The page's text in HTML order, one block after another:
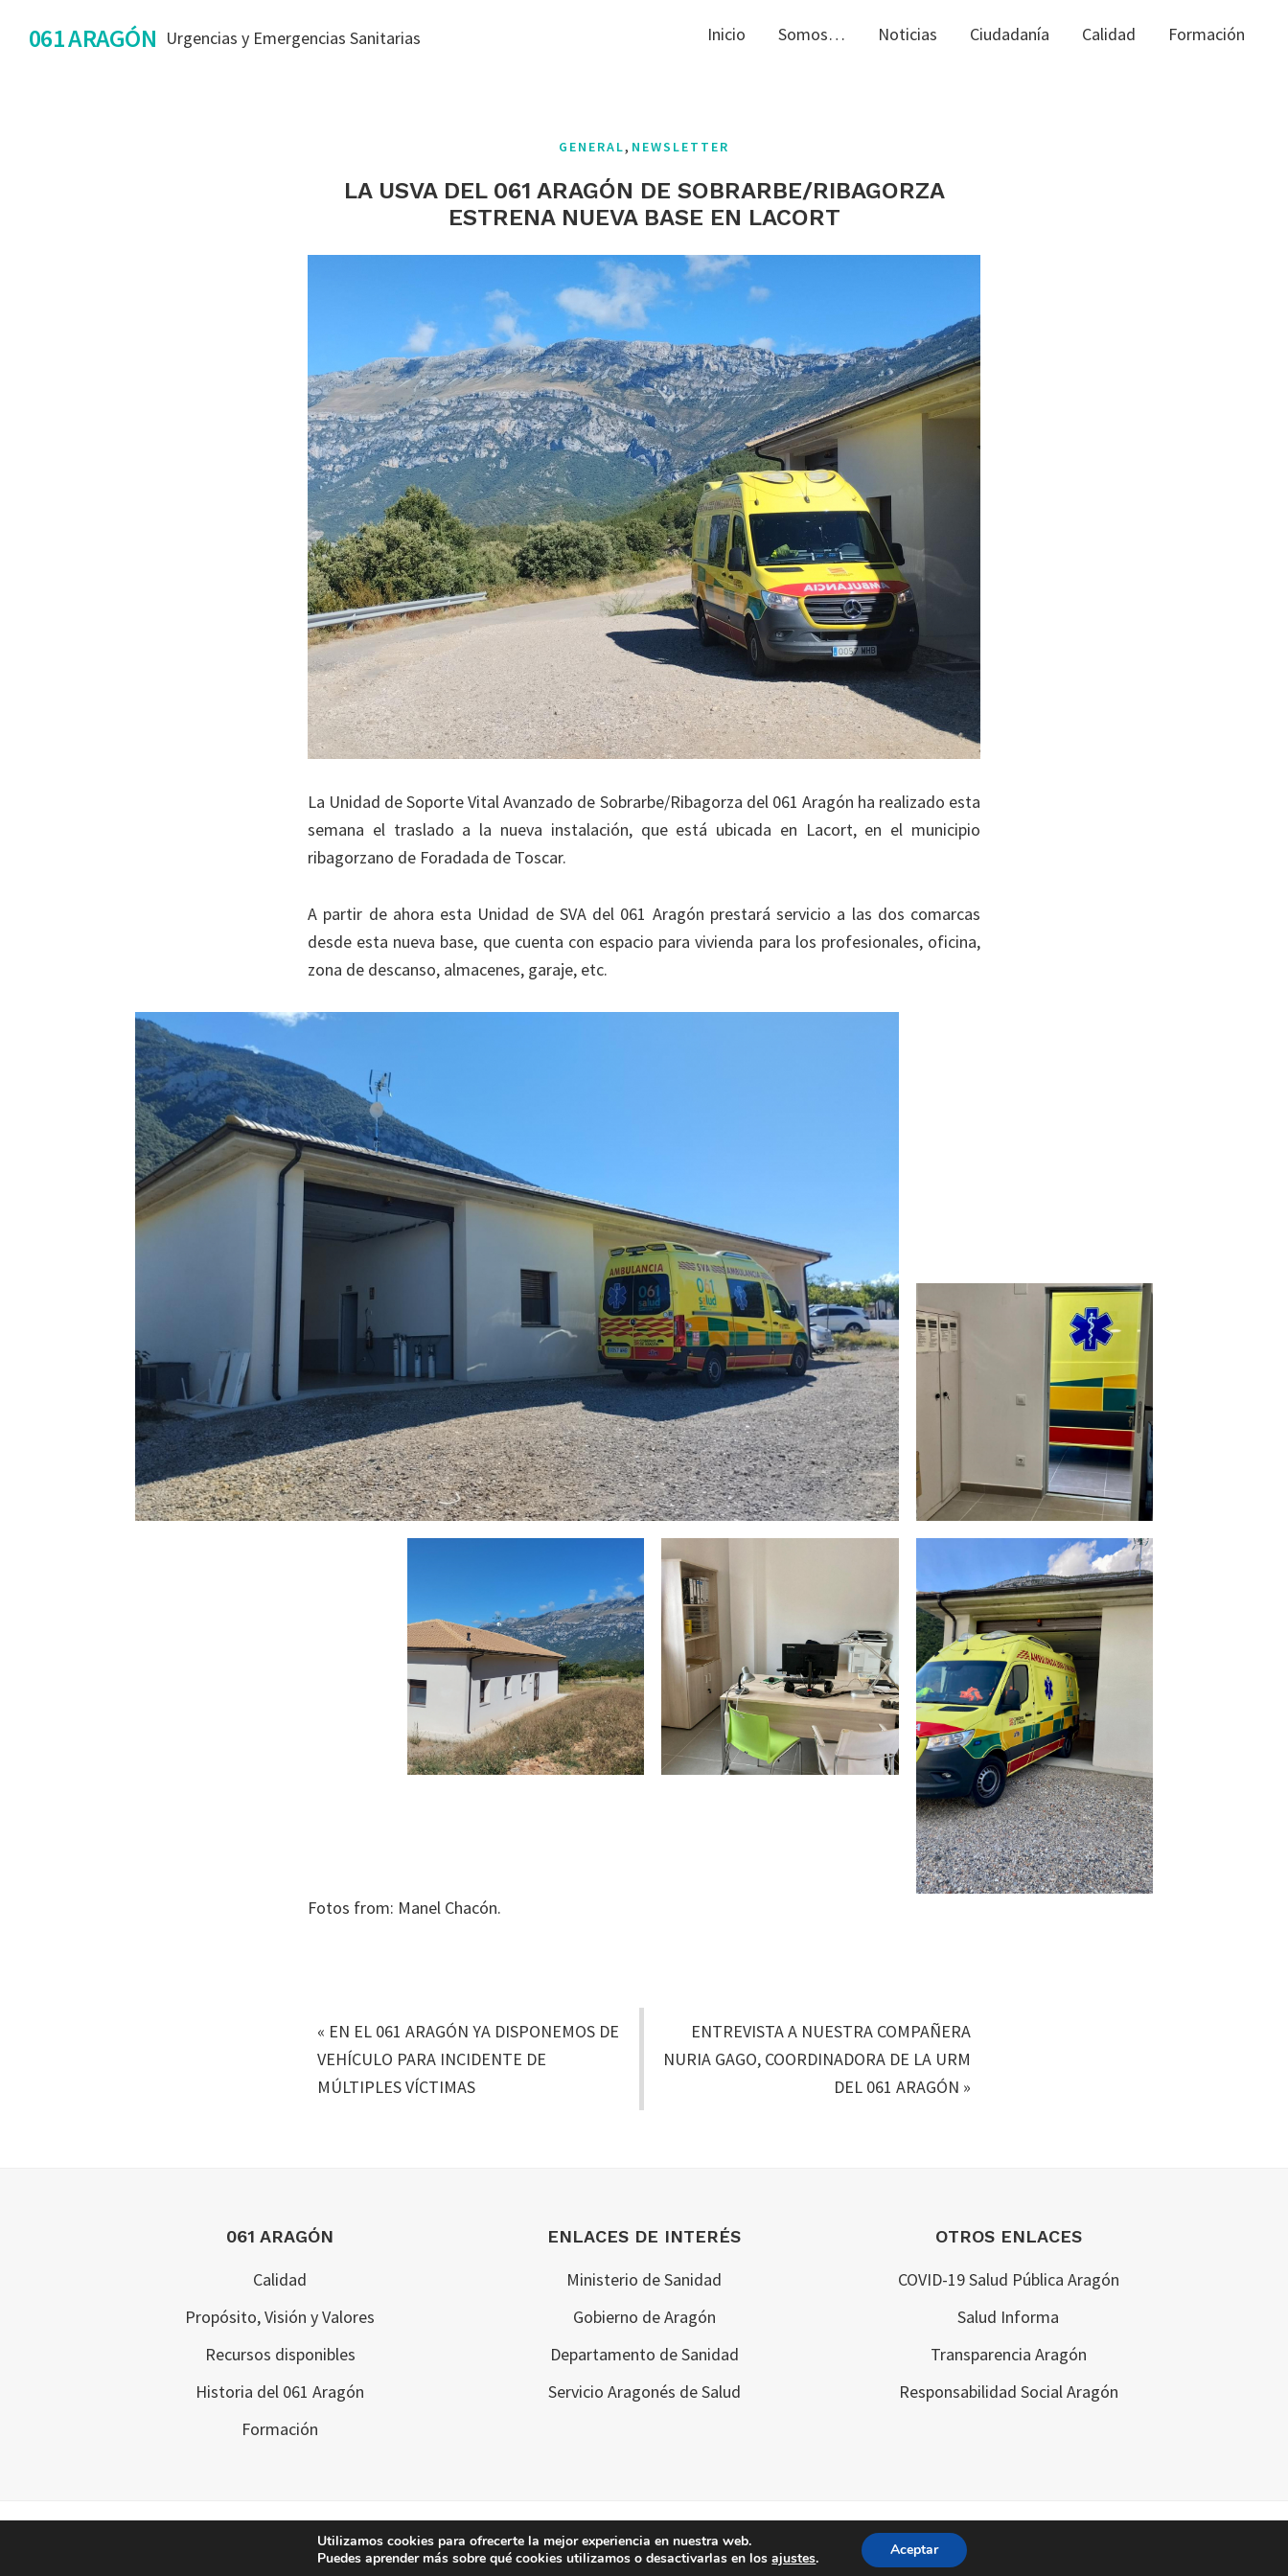
061 ARAGÓN Urgencias y Emergencias Sanitarias Inicio Somos… Noticias Ciudadanía Calidad Formación
GENERAL, NEWSLETTER
LA USVA DEL 061 ARAGÓN DE SOBRARBE/RIBAGORZA
ESTRENA NUEVA BASE EN LACORT
La Unidad de Soporte Vital Avanzado de Sobrarbe/Ribagorza del 061 Aragón ha realizado esta
semana el traslado a la nueva instalación, que está ubicada en Lacort, en el municipio
ribagorzano de Foradada de Toscar.
A partir de ahora esta Unidad de SVA del 061 Aragón prestará servicio a las dos comarcas
desde esta nueva base, que cuenta con espacio para vivienda para los profesionales, oficina,
zona de descanso, almacenes, garaje, etc.
Fotos from: Manel Chacón.
« EN EL 061 ARAGÓN YA DISPONEMOS DE
VEHÍCULO PARA INCIDENTE DE
MÚLTIPLES VÍCTIMAS
ENTREVISTA A NUESTRA COMPAÑERA
NURIA GAGO, COORDINADORA DE LA URM
DEL 061 ARAGÓN »
061 ARAGÓN
Calidad
Propósito, Visión y Valores
Recursos disponibles
Historia del 061 Aragón
Formación
ENLACES DE INTERÉS
Ministerio de Sanidad
Gobierno de Aragón
Departamento de Sanidad
Servicio Aragonés de Salud
OTROS ENLACES
COVID-19 Salud Pública Aragón
Salud Informa
Transparencia Aragón
Responsabilidad Social Aragón
Copyright © 2026 · 061 Aragón
Utilizamos cookies para ofrecerte la mejor experiencia en nuestra web.
Puedes aprender más sobre qué cookies utilizamos o desactivarlas en losajustes. Aceptar